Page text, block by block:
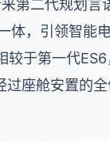
第二代规划言
体，引领智能
于第一代
座舱安置的